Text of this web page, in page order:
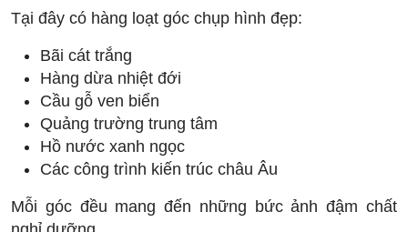
Tại đây có hàng loạt góc chụp hình đẹp:
Bãi cát trắng
Hàng dừa nhiệt đới
Cầu gỗ ven biển
Quảng trường trung tâm
Hồ nước xanh ngọc
Các công trình kiến trúc châu Âu
Mỗi góc đều mang đến những bức ảnh đậm chất